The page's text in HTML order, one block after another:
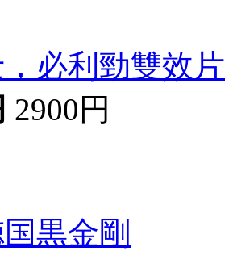
必利勁雙效片
2900円
黒金剛